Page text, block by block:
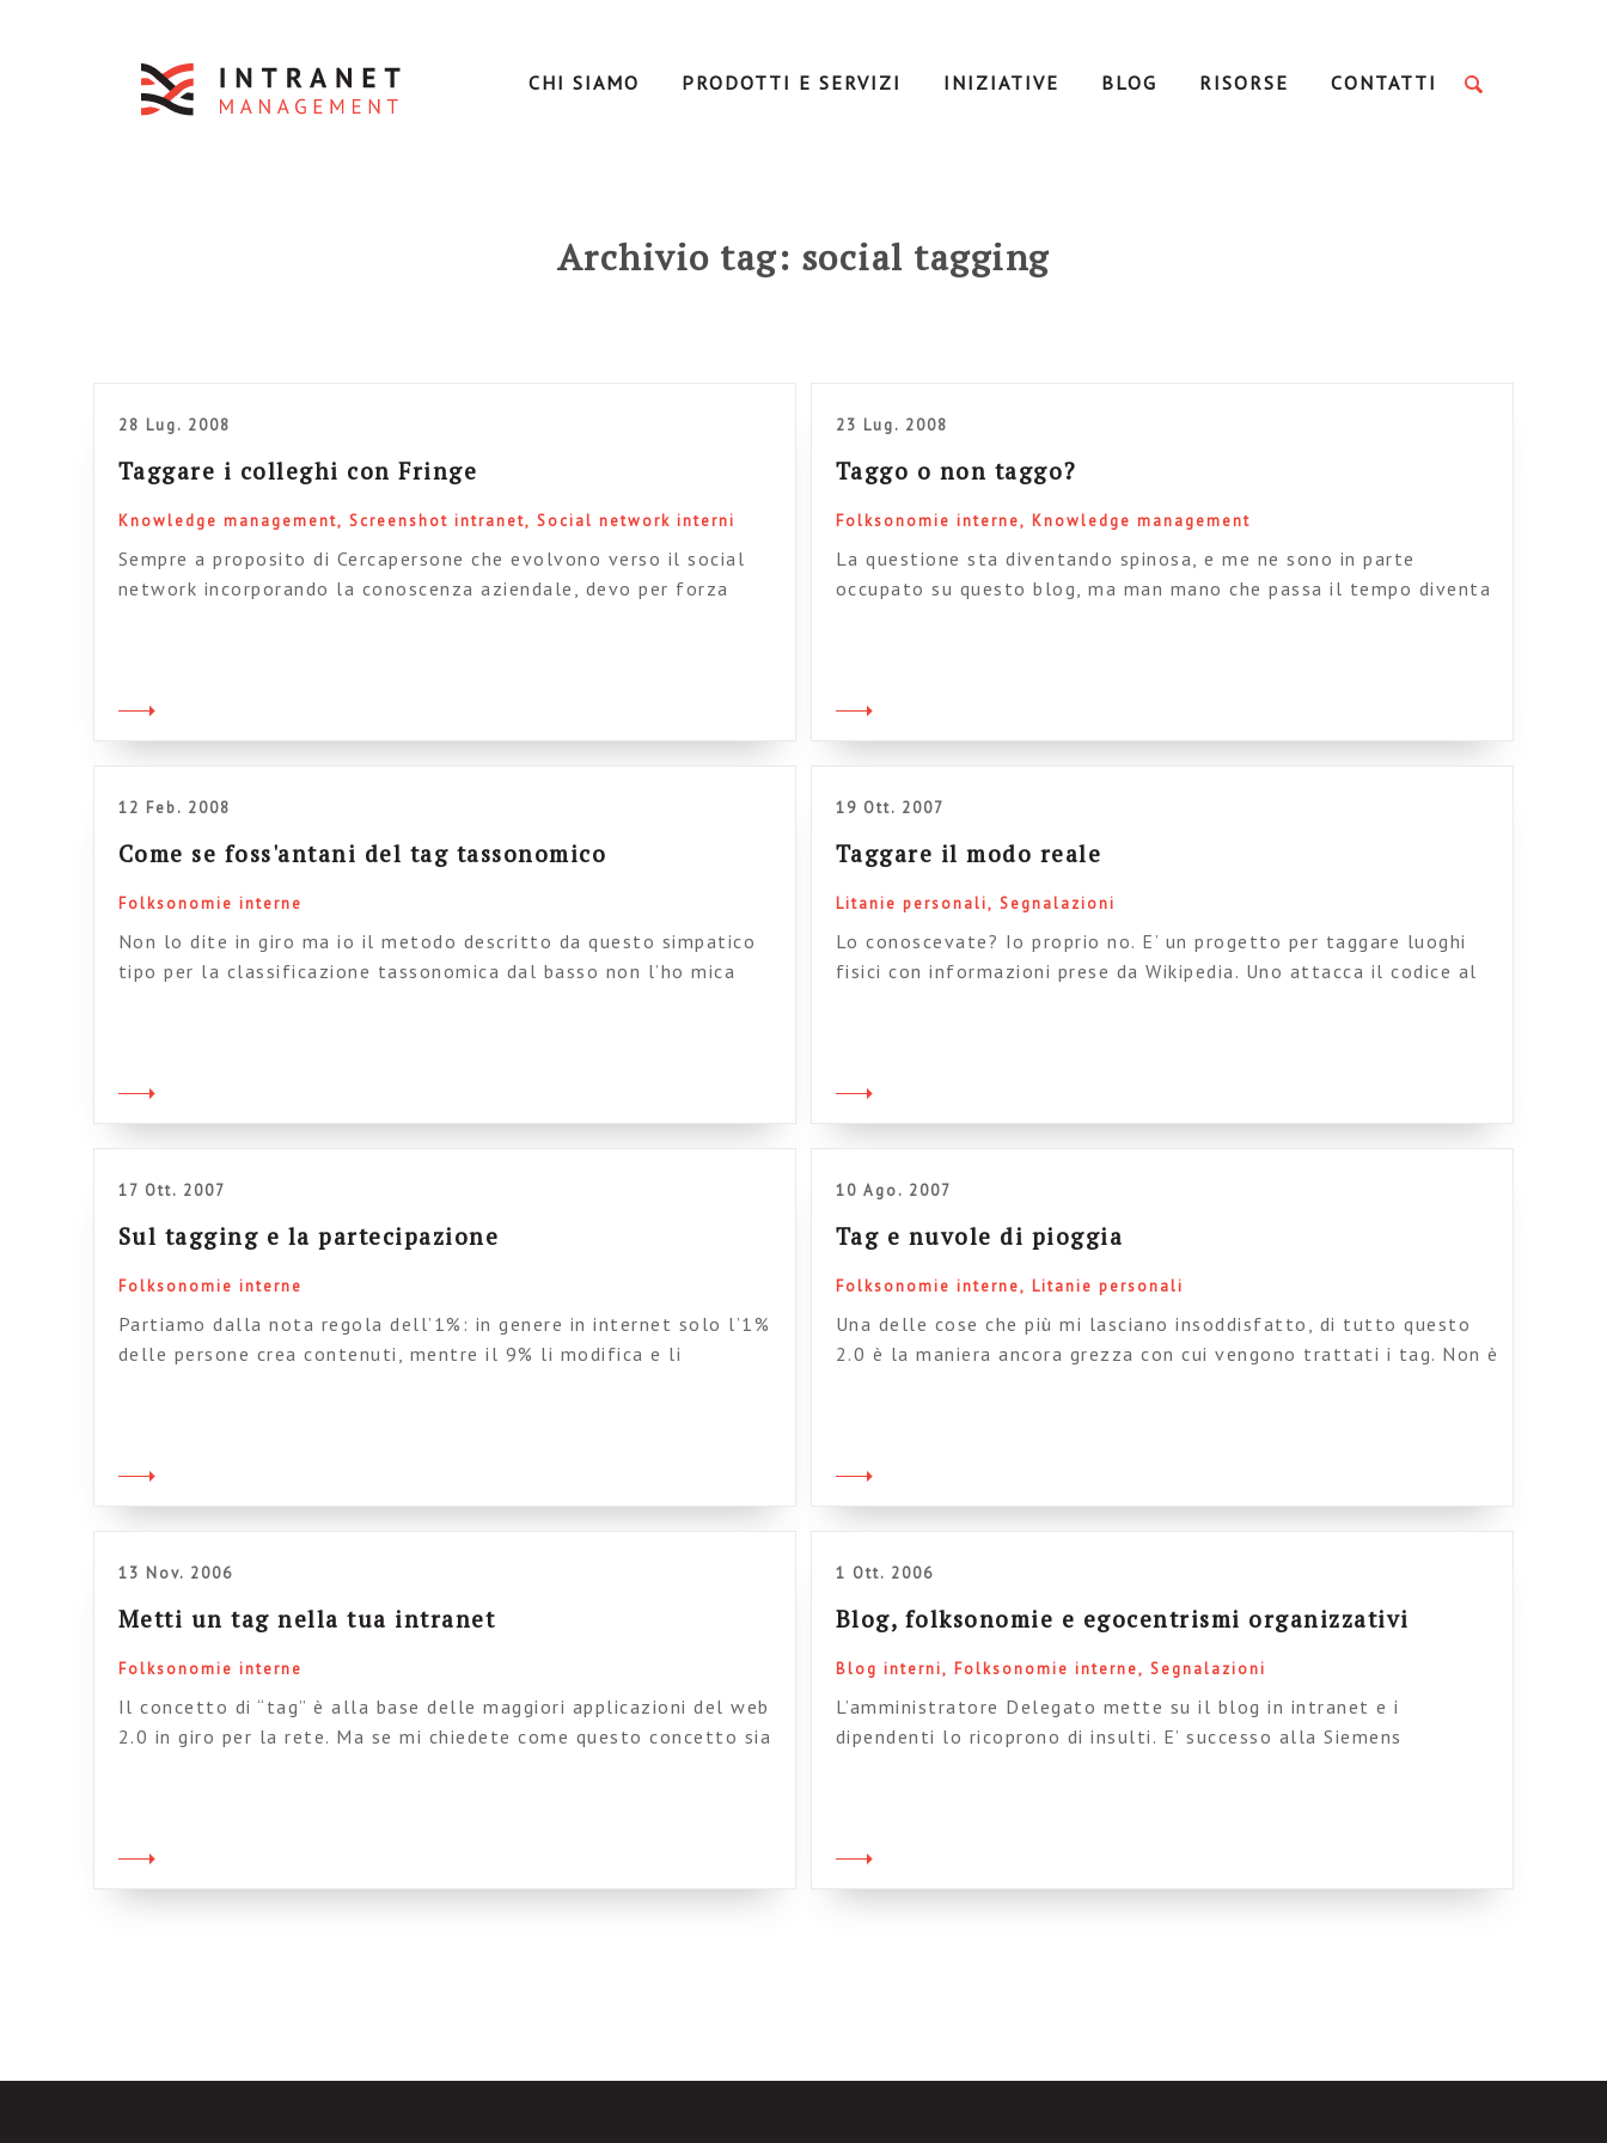
CHI SIAMO PRODOTTI E SERVIZI INIZIATIVE BLOG RISORSE CONTATTI
Archivio tag: social tagging
28 Lug. 2008
Taggare i colleghi con Fringe
Knowledge management Screenshot intranet Social network interni
Sempre a proposito di Cercapersone che evolvono verso il social
network incorporando la conoscenza aziendale, devo per forza
dalla constatazione che molti dipendenti non compilavano […]
23 Lug. 2008
Taggo o non taggo?
Folksonomie interne Knowledge management
La questione sta diventando spinosa, e me ne sono in parte
occupato su questo blog, ma man mano che passa il tempo diventa
riferimento non […]
12 Feb. 2008
Come se foss'antani del tag tassonomico
Folksonomie interne
Non lo dite in giro ma io il metodo descritto da questo simpatico
tipo per la classificazione tassonomica dal basso non l’ho mica
19 Ott. 2007
Taggare il modo reale
Litanie personali Segnalazioni
Lo conoscevate? Io proprio no. E’ un progetto per taggare luoghi
fisici con informazioni prese da Wikipedia. Uno attacca il codice al
perché spesso mi entusiasmo per […]
17 Ott. 2007
Sul tagging e la partecipazione
Folksonomie interne
Partiamo dalla nota regola dell’1%: in genere in internet solo l’1%
delle persone crea contenuti, mentre il 9% li modifica e li
la […]
10 Ago. 2007
Tag e nuvole di pioggia
Folksonomie interne Litanie personali
Una delle cose che più mi lasciano insoddisfatto, di tutto questo
2.0 è la maniera ancora grezza con cui vengono trattati i tag. Non è
probabilmente miliardario. […]
13 Nov. 2006
Metti un tag nella tua intranet
Folksonomie interne
Il concetto di “tag” è alla base delle maggiori applicazioni del web
2.0 in giro per la rete. Ma se mi chiedete come questo concetto sia
1 Ott. 2006
Blog, folksonomie e egocentrismi organizzativi
Blog interni Folksonomie interne Segnalazioni
L’amministratore Delegato mette su il blog in intranet e i
dipendenti lo ricoprono di insulti. E’ successo alla Siemens
aria. Nonostante il risultato, certamente ambiguo, io continuo a […]